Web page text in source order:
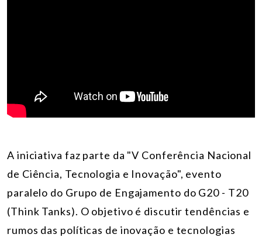
A iniciativa faz parte da "V Conferência Nacional
de Ciência, Tecnologia e Inovação", evento
paralelo do Grupo de Engajamento do G20 - T20
(Think Tanks). O objetivo é discutir tendências e
rumos das políticas de inovação e tecnologias